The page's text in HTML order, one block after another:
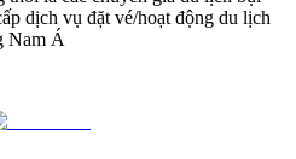
dịch vụ đặt vé/hoạt động du lịch
Nam Á